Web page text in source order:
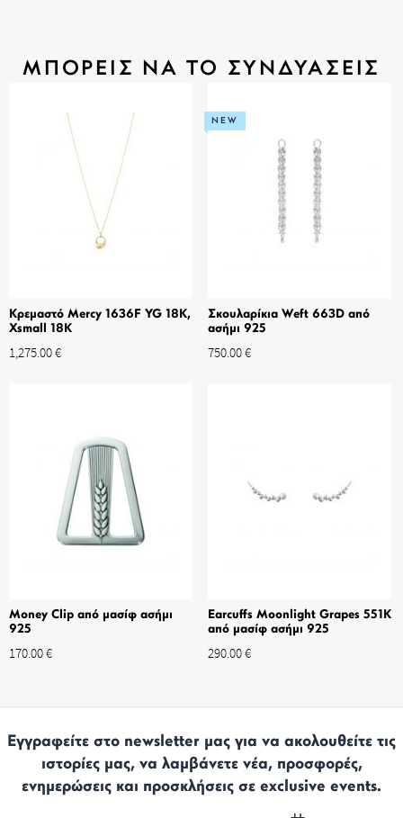
ΜΠΟΡΕΙΣ ΝΑ ΤΟ ΣΥΝΔΥΑΣΕΙΣ
Κρεμαστό Mercy 1636F YG 18K,
Xsmall 18K
1,275.00€
NEW
Σκουλαρίκια Weft 663D από
ασήμι 925
750.00€
Money Clip από μασίφ ασήμι
925
170.00€
Earcuffs Moonlight Grapes 551K
από μασίφ ασήμι 925
290.00€
Εγγραφείτε στο newsletter μας για να ακολουθείτε τις
ιστορίες μας, να λαμβάνετε νέα, προσφορές,
ενημερώσεις και προσκλήσεις σε exclusive events.